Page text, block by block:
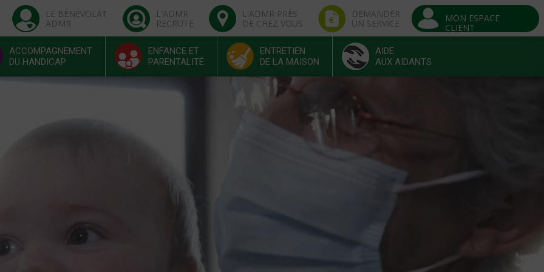
LE BÉNÉVOLAT
ADMR
L'ADMR
RECRUTE
L'ADMR PRÈS
DE CHEZ VOUS
DEMANDER
UN SERVICE
MON ESPACE
CLIENT
ACCOMPAGNEMENT
DU HANDICAP
ENFANCE ET
PARENTALITÉ
ENTRETIEN
DE LA MAISON
AIDE
AUX AIDANTS